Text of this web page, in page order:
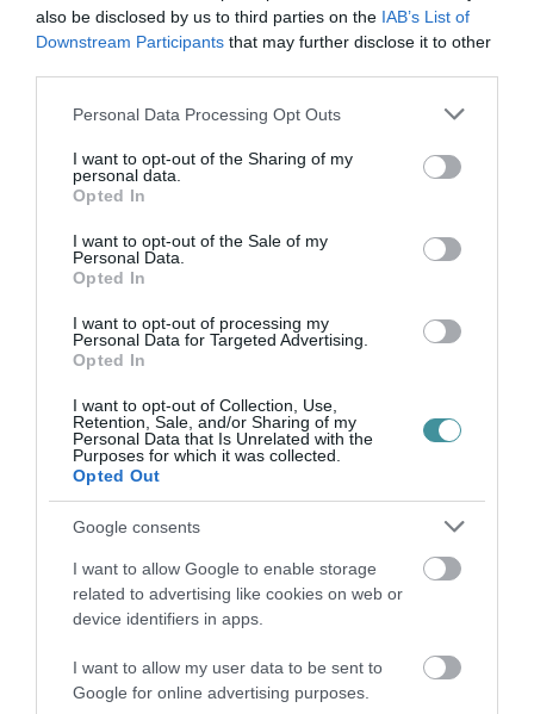
also be disclosed by us to third parties on the IAB’s List of
Downstream Participants that may further disclose it to other
Please note that this website/app uses one or more Google
not limited to your visit or usage behaviour. You may click to
grant or deny consent to Google and its third-party tags to
use your data for below specified purposes in below Google
consent section.
Personal Data Processing Opt Outs
I want to opt-out of the Sharing of my
personal data.
Opted In
I want to opt-out of the Sale of my
Personal Data.
Opted In
I want to opt-out of processing my
Personal Data for Targeted Advertising.
Opted In
I want to opt-out of Collection, Use,
Retention, Sale, and/or Sharing of my
Personal Data that Is Unrelated with the
Purposes for which it was collected.
Opted Out
Google consents
I want to allow Google to enable storage
related to advertising like cookies on web or
device identifiers in apps.
I want to allow my user data to be sent to
Google for online advertising purposes.
gyorsforgalmi úton is zajlik majd felújítás (M15,
M85, M86, M30, M4, M70, M8).
indexkép: Getty Images
Ne maradjon le a legfrissebb hírekről, kövessen
Legfrissebb híreink
ÜLVE MARADTAK A MI HAZÁNK